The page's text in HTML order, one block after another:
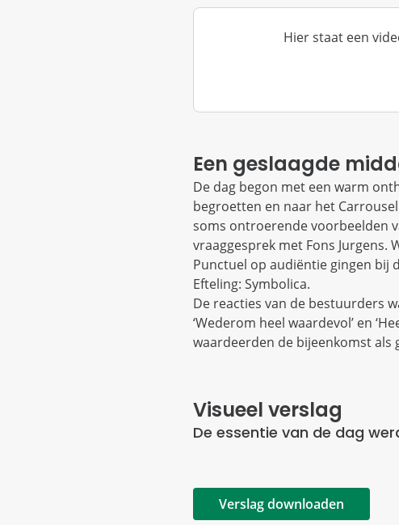
Hier staat een
Een geslaagde
De dag begon met een warm
begroetten en naar het
soms ontroerende voorbeelden
vraaggesprek met Fons Jurgens.
Punctuel op audiëntie gingen bij
Efteling: Symbolica.
De reacties van de bestuurders
‘Wederom heel waardevol’ en
waardeerden de bijeenkomst als
Visueel verslag
De essentie van de dag
Verslag downloaden